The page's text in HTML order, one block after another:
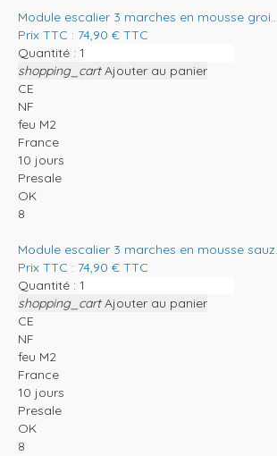
Module escalier 3 marches en mousse groi...
Prix TTC : 74,90 € TTC
Quantité :
shopping_cart Ajouter au panier
CE
NF
feu M2
France
10 jours
Presale
OK
8
Module escalier 3 marches en mousse
Prix TTC : 74,90 € TTC
Quantité :
shopping_cart Ajouter au panier
CE
NF
feu M2
France
10 jours
Presale
OK
8